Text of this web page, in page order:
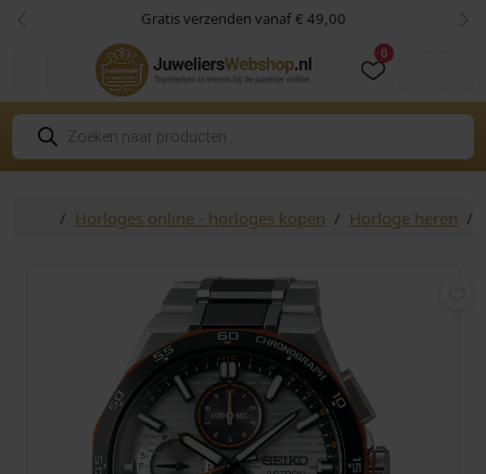
Skip to content
Skip to footer Gratis verzenden vanaf € 49,00
Vorige
0
P
o
d
HomeHorloges online - horloges kopen Horloge heren